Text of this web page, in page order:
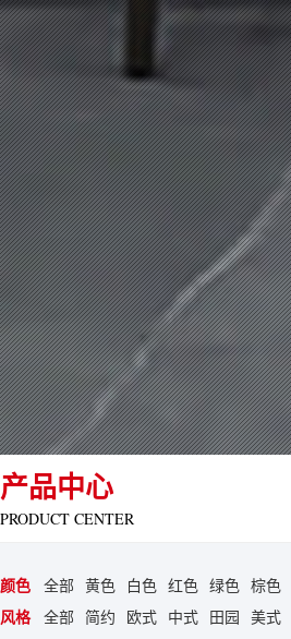
产品中心
PRODUCT CENTER
颜色 全部 黄色 白色 红色 绿色 棕色
风格
全部 简约 欧式 中式 田园 美式